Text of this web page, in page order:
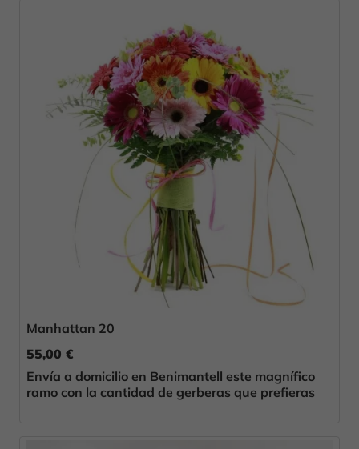
Manhattan 20
55,00 €
Envía a domicilio en Benimantell este magnífico
ramo con la cantidad de gerberas que prefieras